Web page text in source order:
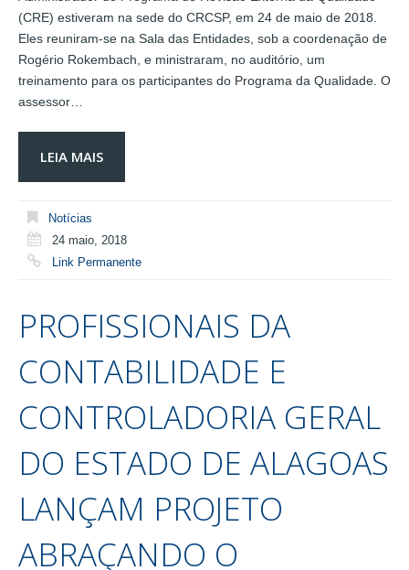
(CRE) estiveram na sede do CRCSP, em 24 de maio de 2018.
Eles reuniram-se na Sala das Entidades, sob a coordenação de
Rogério Rokembach, e ministraram, no auditório, um
treinamento para os participantes do Programa da Qualidade. O
assessor…
LEIA MAIS
Notícias
24 maio, 2018
Link Permanente
PROFISSIONAIS DA
CONTABILIDADE E
CONTROLADORIA GERAL
DO ESTADO DE ALAGOAS
LANÇAM PROJETO
ABRAÇANDO O